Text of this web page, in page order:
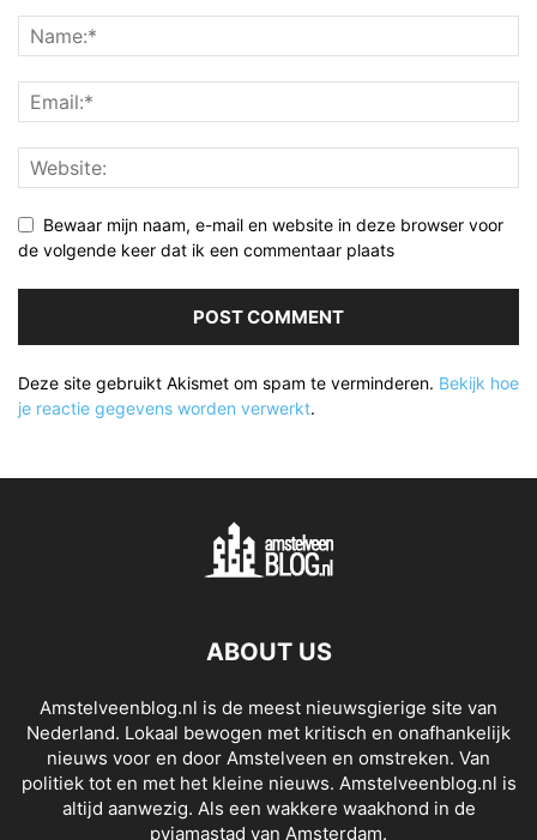
Bewaar mijn naam, e-mail en website in deze browser voor
de volgende keer dat ik een commentaar plaats
Deze site gebruikt Akismet om spam te verminderen. Bekijk hoe
je reactie gegevens worden verwerkt.
ABOUT US
Amstelveenblog.nl is de meest nieuwsgierige site van
Nederland. Lokaal bewogen met kritisch en onafhankelijk
nieuws voor en door Amstelveen en omstreken. Van
politiek tot en met het kleine nieuws. Amstelveenblog.nl is
altijd aanwezig. Als een wakkere waakhond in de
pyjamastad van Amsterdam.